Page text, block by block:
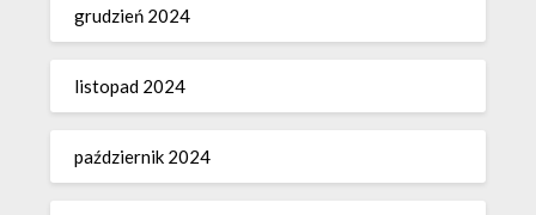
grudzień 2024
listopad 2024
październik 2024